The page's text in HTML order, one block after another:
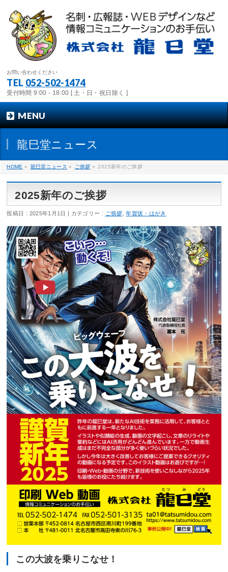
お問い合わせください
TEL 052-502-1474
受付時間 9:00 - 18:00 [ 土・日・祝日除く ]
MENU
龍巳堂ニュース
HOME » 龍巳堂ニュース » ご挨拶 » 2025新年のご挨拶
2025新年のご挨拶
投稿日 : 2025年1月1日 カテゴリー : ご挨拶 ,年賀状・はがき
この大波を乗りこなせ！